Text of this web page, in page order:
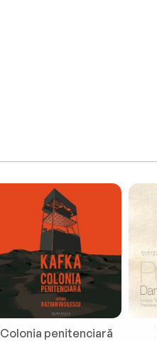
Colonia penitenciară